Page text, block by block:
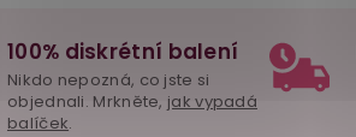
100% diskrétní balení
Nikdo nepozná, co jste si
objednali. Mrkněte, jak vypadá
balíček.